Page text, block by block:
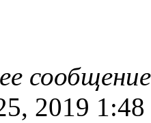
сообщение
2019 1:48